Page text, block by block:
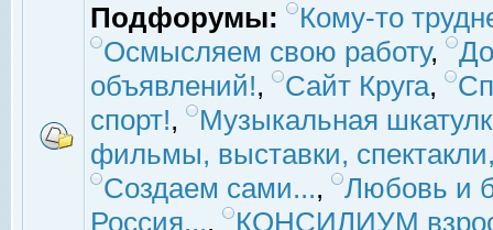
Подфорумы:
Кому-то
Осмысляем свою работу,
объявлений!, Сайт Круга,
спорт!,
Музыкальная
фильмы, выставки,
Создаем сами...,
Любовь и
Россия...,
КОНСИЛИУМ